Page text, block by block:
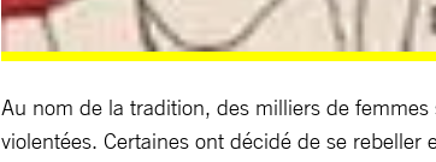
Au nom de la tradition, des milliers de
violentées. Certaines ont décidé de se